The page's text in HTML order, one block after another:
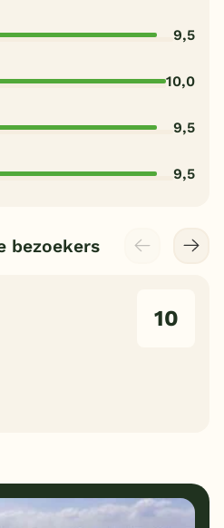
9,5
10,0
9,5
9,5
bezoekers
10
10 Kindvriendelijk